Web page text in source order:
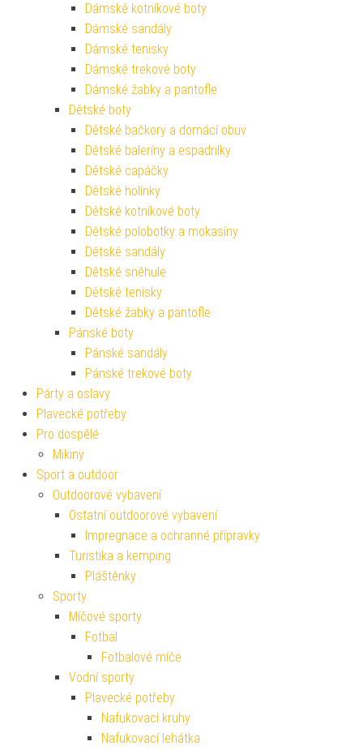
Dámské kotníkové boty
Dámské sandály
Dámské tenisky
Dámské trekové boty
Dámské žabky a pantofle
Dětské boty
Dětské bačkory a domácí obuv
Dětské baleríny a espadrilky
Dětské capáčky
Dětské holínky
Dětské kotníkové boty
Dětské polobotky a mokasíny
Dětské sandály
Dětské sněhule
Dětské tenisky
Dětské žabky a pantofle
Pánské boty
Pánské sandály
Pánské trekové boty
Párty a oslavy
Plavecké potřeby
Pro dospělé
Mikiny
Sport a outdoor
Outdoorové vybavení
Ostatní outdoorové vybavení
Impregnace a ochranné přípravky
Turistika a kemping
Pláštěnky
Sporty
Míčové sporty
Fotbal
Fotbalové míče
Vodní sporty
Plavecké potřeby
Nafukovací kruhy
Nafukovací lehátka